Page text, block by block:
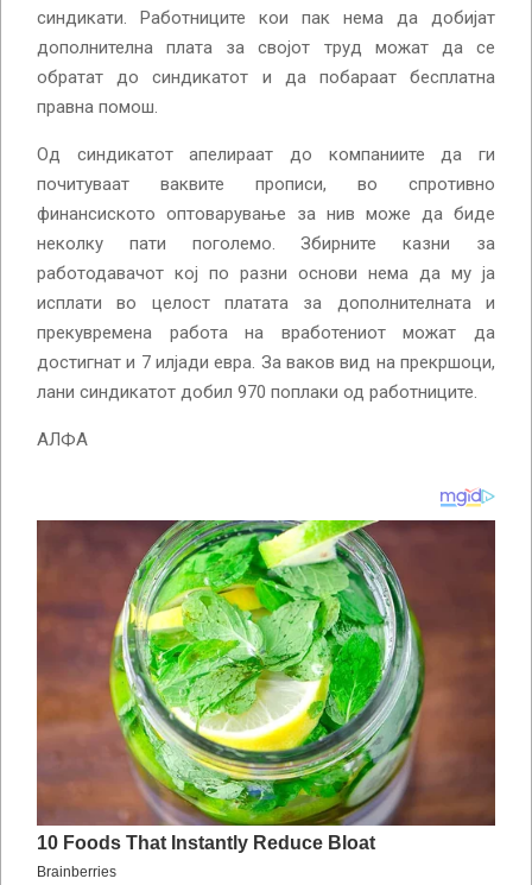
синдикати. Работниците кои пак нема да добијат
дополнителна плата за својот труд можат да се
обратат до синдикатот и да побараат бесплатна
правна помош.
Од синдикатот апелираат до компаниите да ги
почитуваат ваквите прописи, во спротивно
финансиското оптоварување за нив може да биде
неколку пати поголемо. Збирните казни за
работодавачот кој по разни основи нема да му ја
исплати во целост платата за дополнителната и
прекувремена работа на вработениот можат да
достигнат и 7 илјади евра. За ваков вид на прекршоци,
лани синдикатот добил 970 поплаки од работниците.
АЛФА